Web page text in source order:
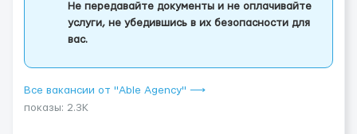
Не передавайте документы и не оплачивайте
услуги, не убедившись в их безопасности для
вас.
Все вакансии от "Able Agency" ⟶
показы: 2.3K